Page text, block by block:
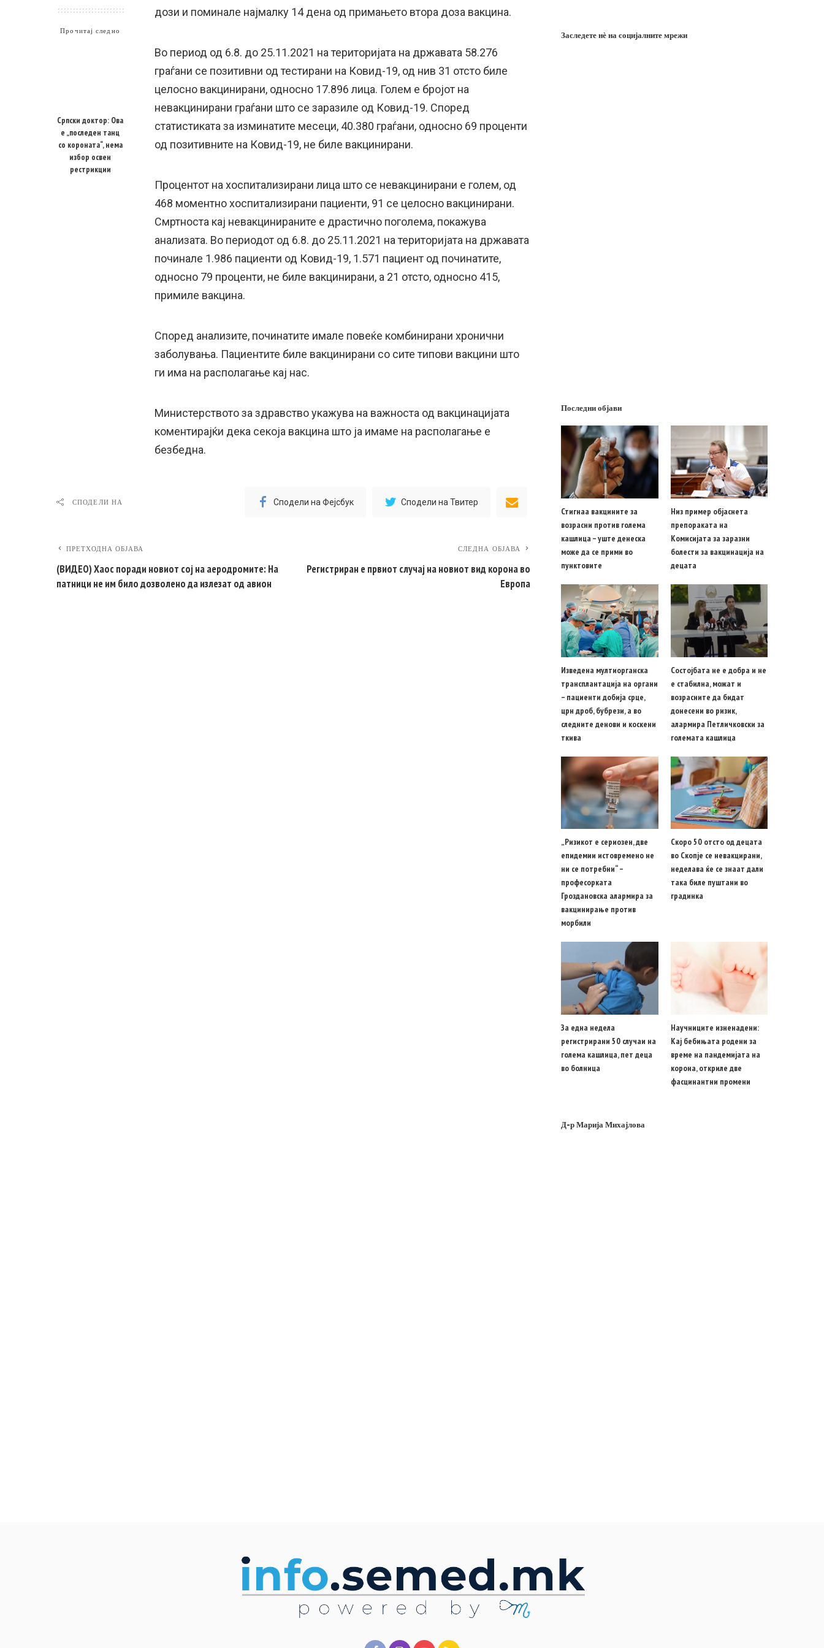
Прочитај следно
Српски доктор: Ова
е „последен танц
со короната“, нема
избор освен
рестрикции
дози и поминале најмалку 14 дена од примањето втора доза вакцина.
Во период од 6.8. до 25.11.2021 на територијата на државата 58.276
граѓани се позитивни од тестирани на Ковид-19, од нив 31 отсто биле
целосно вакцинирани, односно 17.896 лица. Голем е бројот на
невакцинирани граѓани што се заразиле од Ковид-19. Според
статистиката за изминатите месеци, 40.380 граѓани, односно 69 проценти
од позитивните на Ковид-19, не биле вакцинирани.
Процентот на хоспитализирани лица што се невакцинирани е голем, од
468 моментно хоспитализирани пациенти, 91 се целосно вакцинирани.
Смртноста кај невакцинираните е драстично поголема, покажува
анализата. Во периодот од 6.8. до 25.11.2021 на територијата на државата
починале 1.986 пациенти од Ковид-19, 1.571 пациент од починатите,
односно 79 проценти, не биле вакцинирани, а 21 отсто, односно 415,
примиле вакцина.
Според анализите, починатите имале повеќе комбинирани хронични
заболувања. Пациентите биле вакцинирани со сите типови вакцини што
ги има на располагање кај нас.
Министерството за здравство укажува на важноста од вакцинацијата
коментирајќи дека секоја вакцина што ја имаме на располагање е
безбедна.
СПОДЕЛИ НА Сподели на Фејсбук Сподели на Твитер
ПРЕТХОДНА ОБЈАВА
(ВИДЕО) Хаос поради новиот сој на аеродромите: На
патници не им било дозволено да излезат од авион
СЛЕДНА ОБЈАВА
Регистриран е првиот случај на новиот вид корона во
Европа
Заследете нѐ на социјалните мрежи
Последни објави
Стигнаа вакцините за
возрасни против голема
кашлица – уште денеска
може да се прими во
пунктовите
Низ пример објаснета
препораката на
Комисијата за заразни
болести за вакцинација на
децата
Изведена мултиорганска
трансплантација на органи
– пациенти добија срце,
црн дроб, бубрези, а во
следните денови и коскени
ткива
Состојбата не е добра и не
е стабилна, можат и
возрасните да бидат
донесени во ризик,
алармира Петличковски за
големата кашлица
„Ризикот е сериозен, две
епидемии истовремено не
ни се потребни“ –
професорката
Гроздановска алармира за
вакцинирање против
морбили
Скоро 50 отсто од децата
во Скопје се невакцирани,
неделава ќе се знаат дали
така биле пуштани во
градинка
За една недела
регистрирани 50 случаи на
голема кашлица, пет деца
во болница
Научниците изненадени:
Кај бебињата родени за
време на пандемијата на
корона, откриле две
фасцинантни промени
Д-р Марија Михајлова